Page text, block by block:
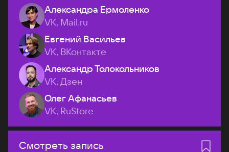
Александра Ермоленко
VK, Mail.ru
Евгений Васильев
VK, ВКонтакте
Александр Толокольников
VK, Дзен
Олег Афанасьев
VK, RuStore
Смотреть запись